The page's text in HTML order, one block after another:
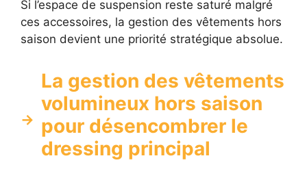
Si l’espace de suspension reste saturé malgré
ces accessoires, la gestion des vêtements hors
saison devient une priorité stratégique absolue.
La gestion des vêtements
volumineux hors saison
pour désencombrer le
dressing principal